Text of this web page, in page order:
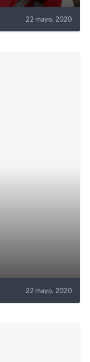
22 mayo, 2020
22 mayo, 2020